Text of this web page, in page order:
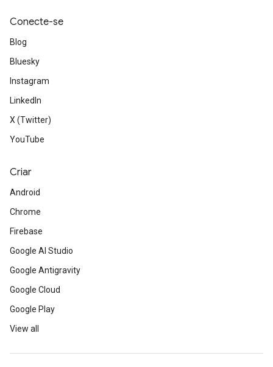
Conecte-se
Blog
Bluesky
Instagram
LinkedIn
X (Twitter)
YouTube
Criar
Android
Chrome
Firebase
Google AI Studio
Google Antigravity
Google Cloud
Google Play
View all